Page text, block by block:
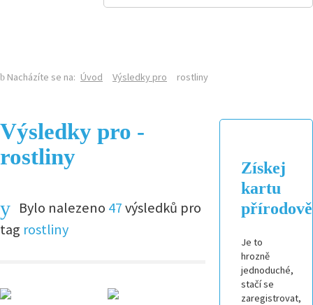
Nacházíte se na: Úvod Výsledky pro rostliny
Výsledky pro -
rostliny
Bylo nalezeno 47výsledků pro
tag rostliny
Získej
kartu
Je to
hrozně
jednoduché,
stačí se
zaregistrovat,